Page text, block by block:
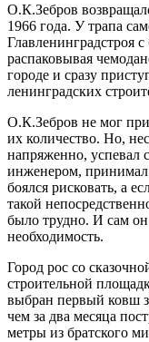
О.К.Зебров
1966 года. У трапа
Главленинградстроя
распаковывая
городе и сразу
ленинградских
О.К.Зебров не мог
их количество. Но,
напряженно, успевал
инженером,
боялся рисковать, а
такой
было трудно. И сам
необходимость.
Город рос со
строительной
выбран первый ковш
чем за два месяца
метры из братского